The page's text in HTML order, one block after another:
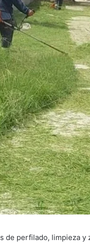
de perfilado, limpieza